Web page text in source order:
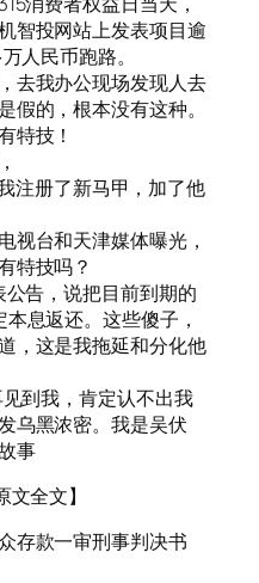
智投网站上发表项目逾
人民币跑路。
去我办公现场发现人去
假的，根本没有这种。
特技！
注册了新马甲，加了他
视台和天津媒体曝光，
特技吗？
告，说把目前到期的
息返还。这些傻子，
，这是我拖延和分化他
到我，肯定认不出我
乌黑浓密。我是吴伏
事
文全文】
存款一审刑事判决书